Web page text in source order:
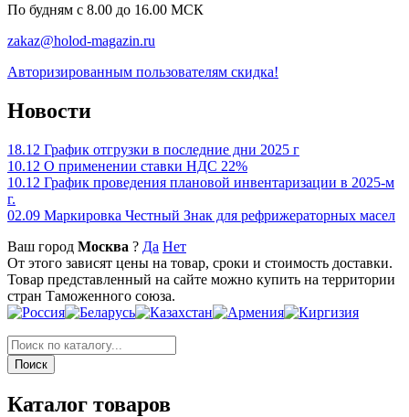
По будням c 8.00 до 16.00 МСК
zakaz@holod-magazin.ru
Авторизированным пользователям скидка!
Новости
18.12 График отгрузки в последние дни 2025 г
10.12 О применении ставки НДС 22%
10.12 График проведения плановой инвентаризации в 2025-м
г.
02.09 Маркировка Честный Знак для рефрижераторных масел
Ваш город Москва ? Да Нет
От этого зависят цены на товар, сроки и стоимость доставки.
Товар представленный на сайте можно купить на территории
стран Таможенного союза.
Каталог товаров